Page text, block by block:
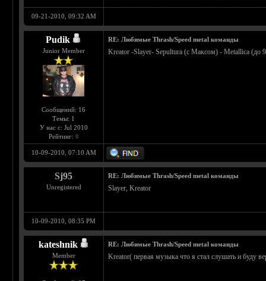
09-21-2010, 09:32 AM
Pudik
Junior Member
Сообщений: 16
Темы: 1
У нас с: Jul 2010
Рейтинг: 0
RE: Любимые Thrash/Speed metal команды
Kreator -Slayer- Sepultura (c Максом) - Metallica (до
10-09-2010, 07:10 AM
Sj95
Unregistered
RE: Любимые Thrash/Speed metal команды
Slayer, Kreator
10-09-2010, 08:35 PM
kateshnik
Member
RE: Любимые Thrash/Speed metal команды
Kreator( первая музыка что я стал слушать и буду